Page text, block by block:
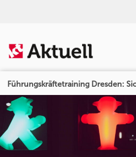
Führungskräftetraining Dresden: